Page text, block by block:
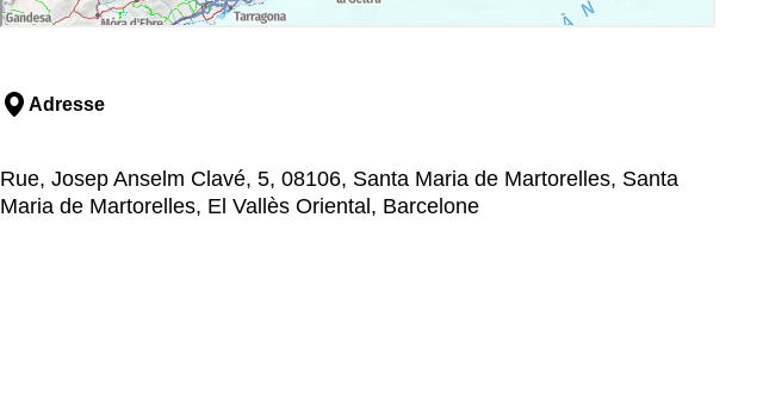
Adresse
Rue, Josep Anselm Clavé, 5, 08106, Santa Maria de Martorelles, Santa
Maria de Martorelles, El Vallès Oriental, Barcelone